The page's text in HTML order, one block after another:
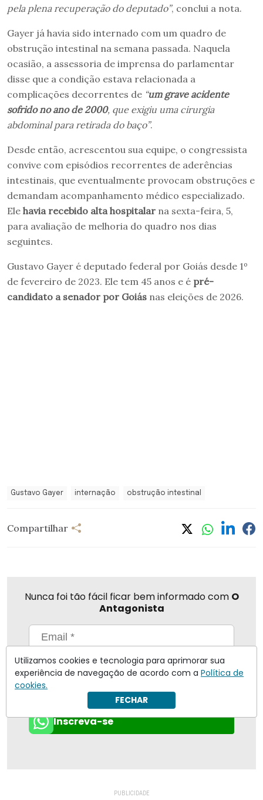
pela plena recuperação do deputado”, conclui a nota.
Gayer já havia sido internado com um quadro de
obstrução intestinal na semana passada. Naquela
ocasião, a assessoria de imprensa do parlamentar
disse que a condição estava relacionada a
complicações decorrentes de “um grave acidente
sofrido no ano de 2000, que exigiu uma cirurgia
abdominal para retirada do baço”.
Desde então, acrescentou sua equipe, o congressista
convive com episódios recorrentes de aderências
intestinais, que eventualmente provocam obstruções e
demandam acompanhamento médico especializado.
Ele havia recebido alta hospitalar na sexta-feira, 5,
para avaliação de melhoria do quadro nos dias
seguintes.
Gustavo Gayer é deputado federal por Goiás desde 1º
de fevereiro de 2023. Ele tem 45 anos e é pré-
candidato a senador por Goiás nas eleições de 2026.
Gustavo Gayer internação obstrução intestinal
Compartilhar
Nunca foi tão fácil ficar bem informado com O
Antagonista
Eu concordo em receber notificações | Para obter mais
informações reveja nossaPolítica de Privacidade.
Enviar
Inscreva-se
Utilizamos cookies e tecnologia para aprimorar sua
experiência de navegação de acordo com a Política de
cookies.
FECHAR